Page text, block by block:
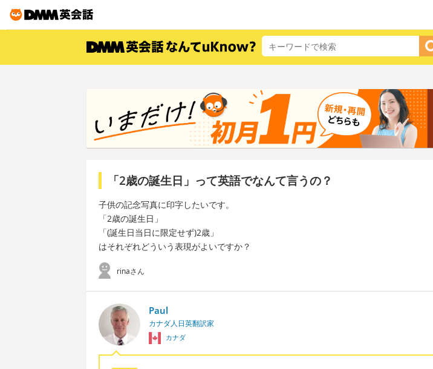
「2歳の誕生日」って英語でなんて言うの？
子供の記念写真に印字したいです。
「2歳の誕生日」
「(誕生日当日に限定せず)2歳」
はそれぞれどういう表現がよいですか？
rinaさん
Paul
カナダ人日英翻訳家
カナダ